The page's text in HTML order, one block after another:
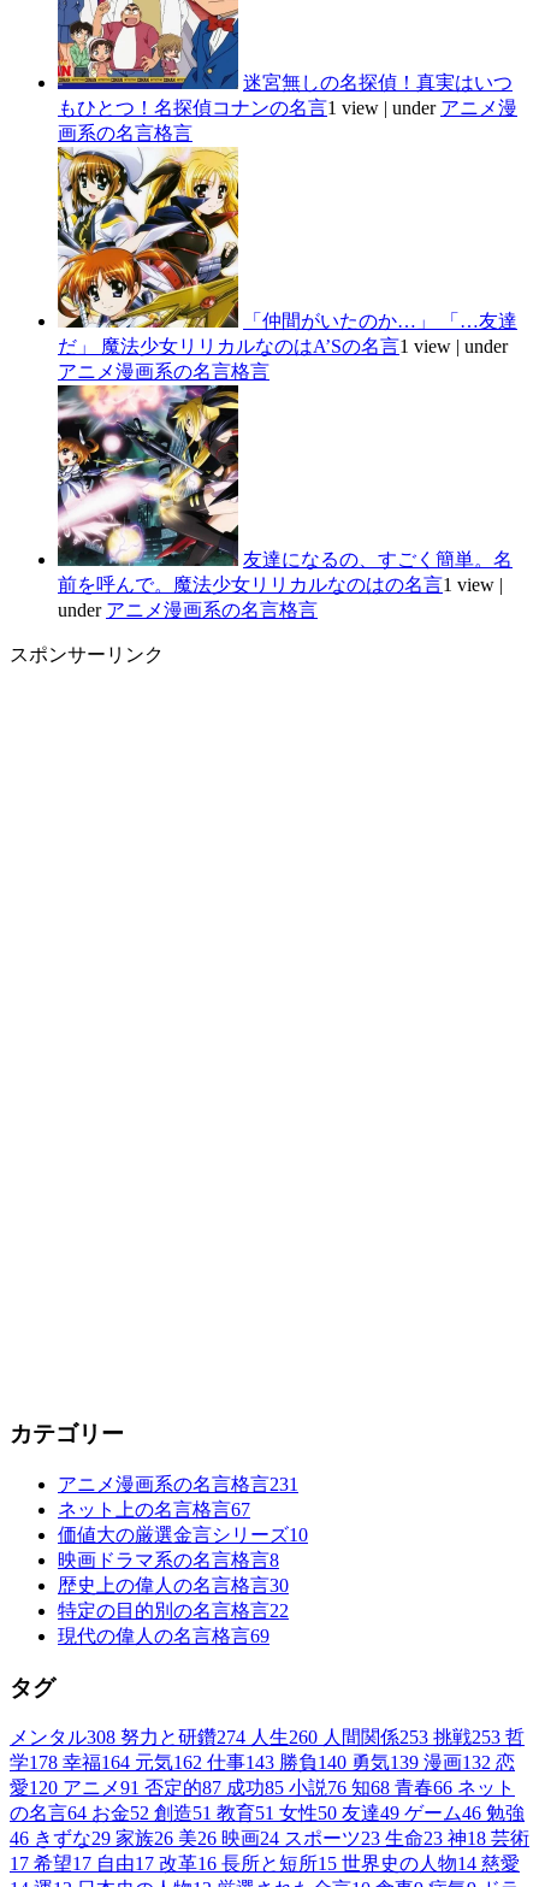
迷宮無しの名探偵！真実はいつ
もひとつ！名探偵コナンの名言1 view | under アニメ漫
画系の名言格言
「仲間がいたのか…」 「…友達
だ」 魔法少女リリカルなのはA’Sの名言1 view | under
アニメ漫画系の名言格言
友達になるの、すごく簡単。名
前を呼んで。魔法少女リリカルなのはの名言1 view |
under アニメ漫画系の名言格言
スポンサーリンク
カテゴリー
アニメ漫画系の名言格言231
ネット上の名言格言67
価値大の厳選金言シリーズ10
映画ドラマ系の名言格言8
歴史上の偉人の名言格言30
特定の目的別の名言格言22
現代の偉人の名言格言69
タグ
メンタル308 努力と研鑽274 人生260 人間関係253 挑戦253 哲
学178 幸福164 元気162 仕事143 勝負140 勇気139 漫画132 恋
愛120 アニメ91 否定的87 成功85 小説76 知68 青春66 ネット
の名言64 お金52 創造51 教育51 女性50 友達49 ゲーム46 勉強
46 きずな29 家族26 美26 映画24 スポーツ23 生命23 神18 芸術
17 希望17 自由17 改革16 長所と短所15 世界史の人物14 慈愛